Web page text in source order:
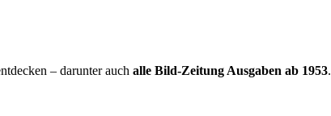
– darunter auch alle Bild-Zeitung Ausgaben ab 1953.